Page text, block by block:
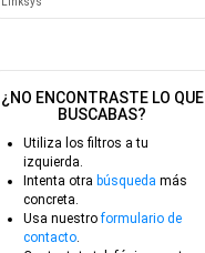
¿NO ENCONTRASTE LO QUE
BUSCABAS?
Utiliza los filtros a tu
izquierda.
Intenta otra búsqueda más
concreta.
Usa nuestroformulario de
contacto.